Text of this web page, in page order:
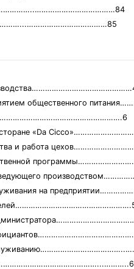
общественного
«Da
и работа
на